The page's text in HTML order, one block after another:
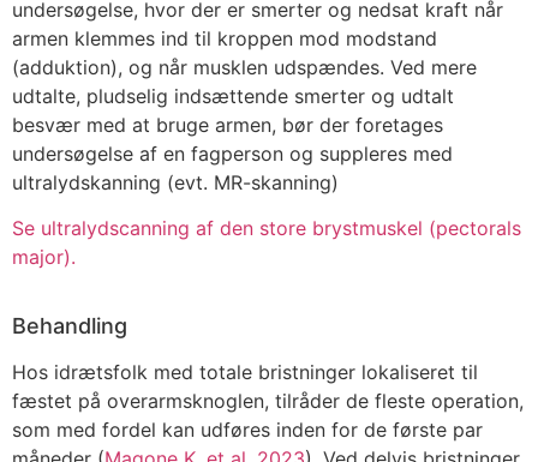
undersøgelse, hvor der er smerter og nedsat kraft når
armen klemmes ind til kroppen mod modstand
(adduktion), og når musklen udspændes. Ved mere
udtalte, pludselig indsættende smerter og udtalt
besvær med at bruge armen, bør der foretages
undersøgelse af en fagperson og suppleres med
ultralydskanning (evt. MR-skanning)
Se ultralydscanning af den store brystmuskel (pectorals
major).
Behandling
Hos idrætsfolk med totale bristninger lokaliseret til
fæstet på overarmsknoglen, tilråder de fleste operation,
som med fordel kan udføres inden for de første par